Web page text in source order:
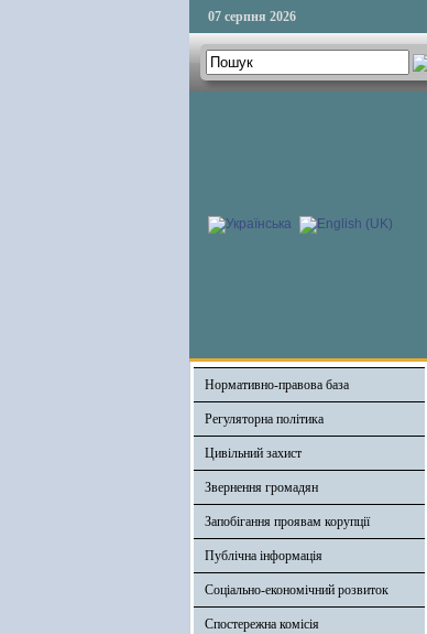
07 серпня 2026
Нормативно-правова база
Регуляторна політика
Цивільний захист
Звернення громадян
Запобігання проявам корупції
Публічна інформація
Соціально-економічний розвиток
Спостережна комісія